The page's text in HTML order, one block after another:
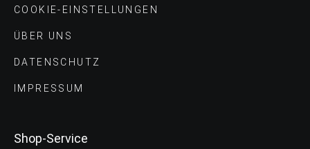
COOKIE-EINSTELLUNGEN
ÜBER UNS
DATENSCHUTZ
IMPRESSUM
Shop-Service